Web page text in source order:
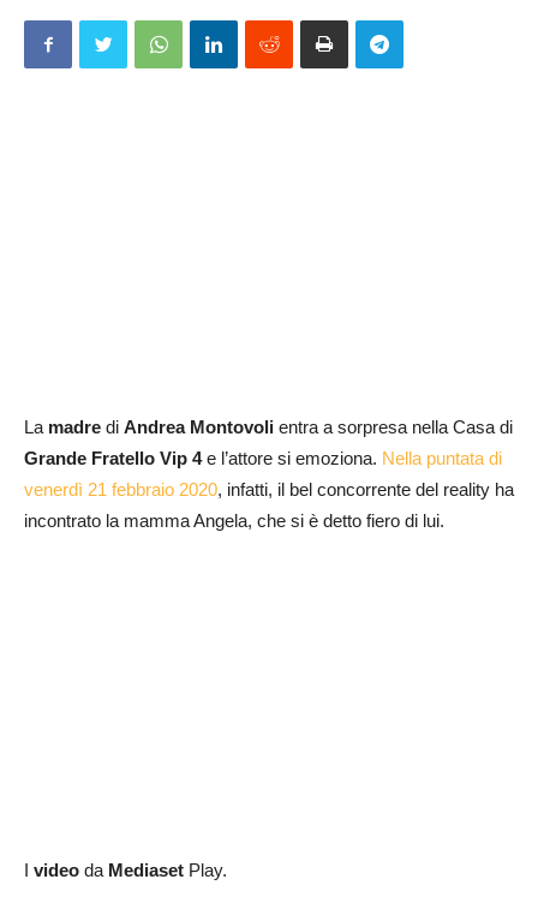
La madre di Andrea Montovoli entra a sorpresa nella Casa di
Grande Fratello Vip 4e l’attore si emoziona. Nella puntata di
venerdì 21 febbraio 2020, infatti, il bel concorrente del reality ha
incontrato la mamma Angela, che si è detto fiero di lui.
I video da Mediaset Play.